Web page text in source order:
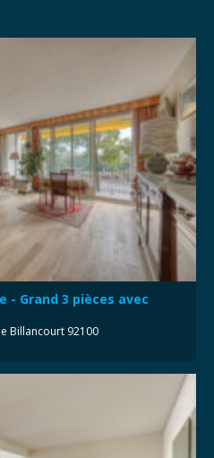
- Grand 3 pièces avec
Billancourt 92100